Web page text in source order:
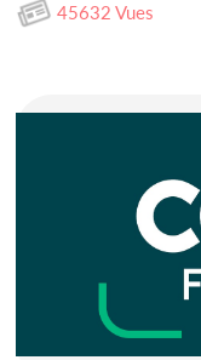
45632 Vues